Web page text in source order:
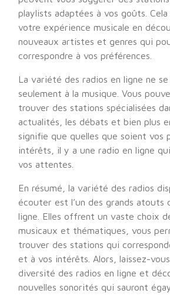
playlists adaptées à vos goûts.
votre expérience musicale en
nouveaux artistes et genres qui
correspondre à vos préférences.
La variété des radios en ligne ne
seulement à la musique. Vous
trouver des stations spécialisées
actualités, les débats et bien plus
signifie que quelles que soient vos
intérêts, il y a une radio en ligne
vos attentes.
En résumé, la variété des radios
écouter est l’un des grands atouts
ligne. Elles offrent un vaste choix
musicaux et thématiques, vous
trouver des stations qui
et à vos intérêts. Alors, laissez-
diversité des radios en ligne et
nouvelles sonorités qui sauront